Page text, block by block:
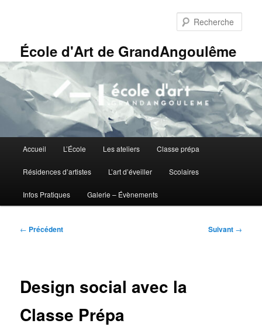
principalÉcole d'Art de GrandAngoulême
principal
Accueil L’École Les ateliers Classe prépa
Résidences d’artistes L’art d’éveiller Scolaires
Infos Pratiques Galerie – Évènements
Navigation
← Précédent Suivant →
Design social avec la
Classe Prépa